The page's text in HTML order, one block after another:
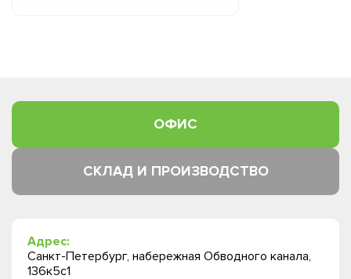
ОФИС
СКЛАД И ПРОИЗВОДСТВО
Адрес:
Санкт-Петербург, набережная Обводного канала,
136к5с1